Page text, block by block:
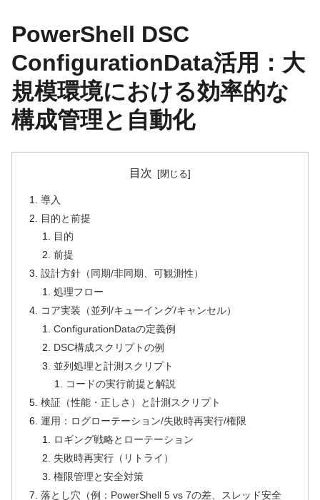
PowerShell DSC
ConfigurationData活用：大
規模環境における効率的な
構成管理と自動化
目次
導入
目的と前提
目的
前提
設計方針（同期/非同期、可観測性）
処理フロー
コア実装（並列/キューイング/キャンセル）
ConfigurationDataの定義例
DSC構成スクリプトの例
並列処理と計測スクリプト
コードの実行前提と解説
検証（性能・正しさ）と計測スクリプト
運用：ログローテーション/失敗時再実行/権限
ロギング戦略とローテーション
失敗時再実行（リトライ）
権限管理と安全対策
落とし穴（例：PowerShell 5 vs 7の差、スレッド安全